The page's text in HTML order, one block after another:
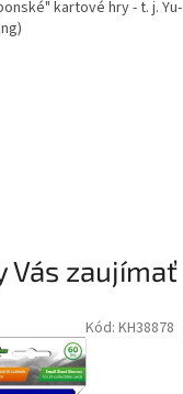
kartové hry - t. j. Yu-
Vás zaujímať
Kód: KH38878